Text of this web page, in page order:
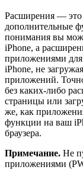
Расширения —
дополнительные
понимания вы
iPhone, а
приложениями
iPhone, не
приложений.
без каких-либо
страницы или
же, как
функции на ваш
браузера.
Примечание. Не
приложениями